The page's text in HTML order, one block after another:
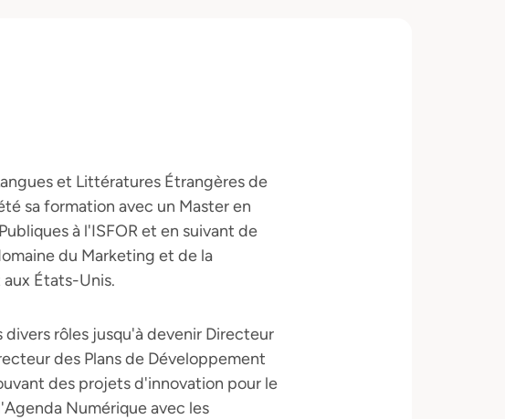
et Littératures Étrangères de
sa formation avec un Master en
à l'ISFOR et en suivant de
du Marketing et de la
États-Unis.
rôles jusqu'à devenir Directeur
des Plans de Développement
des projets d'innovation pour le
Numérique avec les